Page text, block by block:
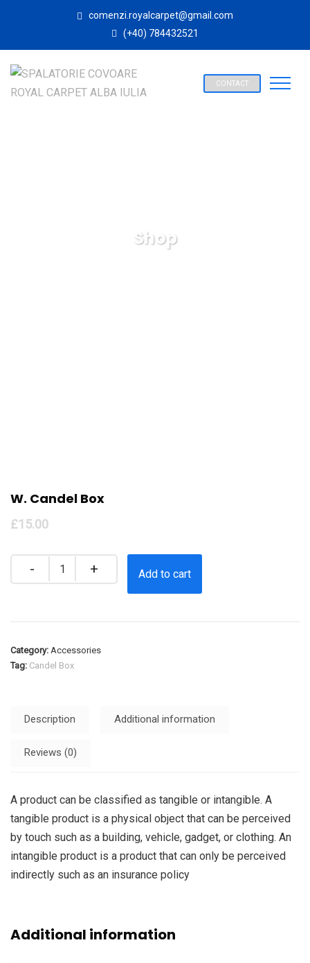
comenzi.royalcarpet@gmail.com
(+40) 784432521
CONTACT
Shop
W. Candel Box
£15.00
Add to cart
Category: Accessories
Tag: Candel Box
Description Additional information
Reviews (0)
A product can be classified as tangible or intangible. A
tangible product is a physical object that can be perceived
by touch such as a building, vehicle, gadget, or clothing. An
intangible product is a product that can only be perceived
indirectly such as an insurance policy
Additional information